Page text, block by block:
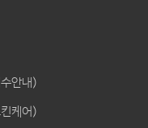
안내)
케어)